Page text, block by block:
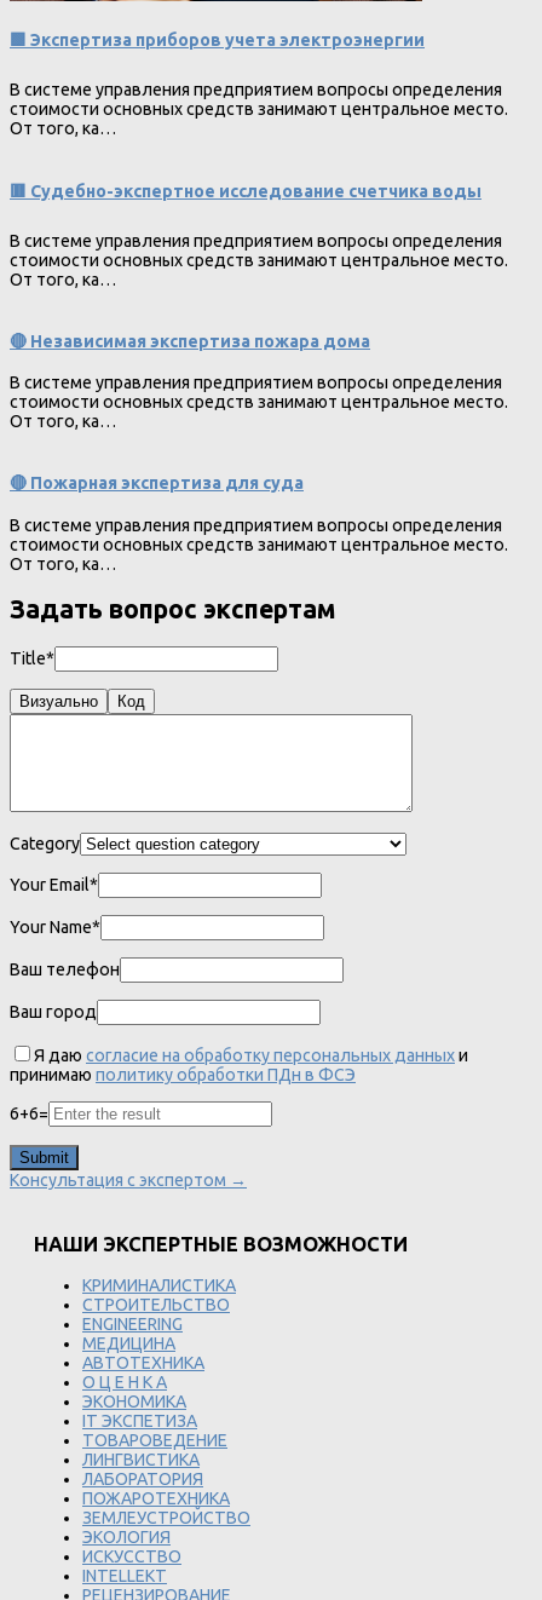
🟩 Экспертиза приборов учета электроэнергии
В системе управления предприятием вопросы определения
стоимости основных средств занимают центральное место.
От того, ка…
🟥 Судебно-экспертное исследование счетчика воды
В системе управления предприятием вопросы определения
стоимости основных средств занимают центральное место.
От того, ка…
🔴 Независимая экспертиза пожара дома
В системе управления предприятием вопросы определения
стоимости основных средств занимают центральное место.
От того, ка…
🔴 Пожарная экспертиза для суда
В системе управления предприятием вопросы определения
стоимости основных средств занимают центральное место.
От того, ка…
Задать вопрос экспертам
Title*
Визуально Код
Category
Your Email*
Your Name*
Ваш телефон
Ваш город
Я даю согласие на обработку персональных данныхи
принимаю политику обработки ПДн в ФСЭ
6+6=
Консультация с экспертом →
НАШИ ЭКСПЕРТНЫЕ ВОЗМОЖНОСТИ
КРИМИНАЛИСТИКА
СТРОИТЕЛЬСТВО
ENGINEERING
МЕДИЦИНА
АВТОТЕХНИКА
О Ц Е Н К А
ЭКОНОМИКА
IT ЭКСПЕТИЗА
ТОВАРОВЕДЕНИЕ
ЛИНГВИСТИКА
ЛАБОРАТОРИЯ
ПОЖАРОТЕХНИКА
ЗЕМЛЕУСТРОЙСТВО
ЭКОЛОГИЯ
ИСКУССТВО
INTELLEKT
РЕЦЕНЗИРОВАНИЕ